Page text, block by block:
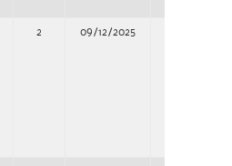
2 09/12/2025